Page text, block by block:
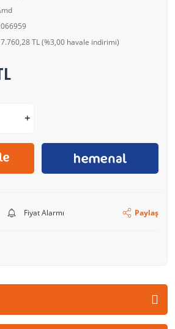
TL (%3,00 havale indirimi)
Fiyat Alarmı Paylaş